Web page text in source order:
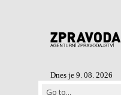
Dnes je 9. 08. 2026